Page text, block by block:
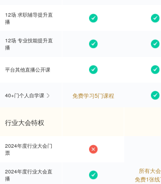
12场 求职辅导提升直
播
12场 专业技能提升直
播
平台其他直播公开课
65+门个人自学课 免费学习5门课程
2024年度行业大会门
票
2024年度行业大会直
播
所有大会
免费1张线
12场 求职辅导提升直
播
12场 专业技能提升直
播
平台其他直播公开课
40+门个人自学课 免费学习5门课程
行业大会特权
2024年度行业大会门
票
2024年度行业大会直
播
所有大会
免费1张线